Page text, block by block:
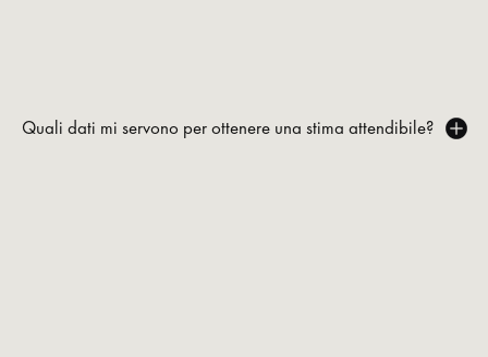
Quali dati mi servono per ottenere una stima attendibile?